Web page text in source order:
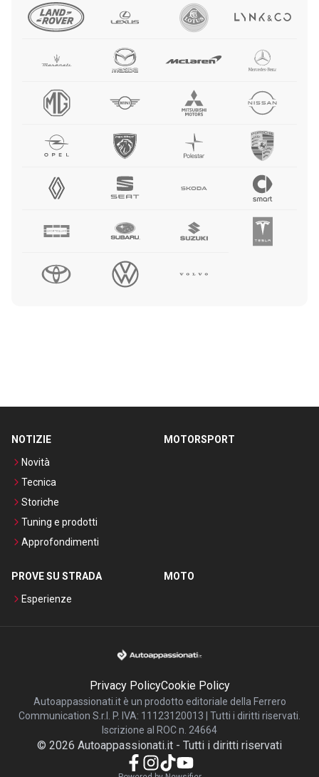
NOTIZIE
Novità
Tecnica
Storiche
Tuning e prodotti
Approfondimenti
MOTORSPORT
PROVE SU STRADA
Esperienze
MOTO
Privacy PolicyCookie Policy
Autoappassionati.it è un prodotto editoriale della Ferrero
Communication S.r.l. P. IVA: 11123120013 | Tutti i diritti riservati.
Iscrizione al ROC n. 24664
© 2026 Autoappassionati.it - Tutti i diritti riservati